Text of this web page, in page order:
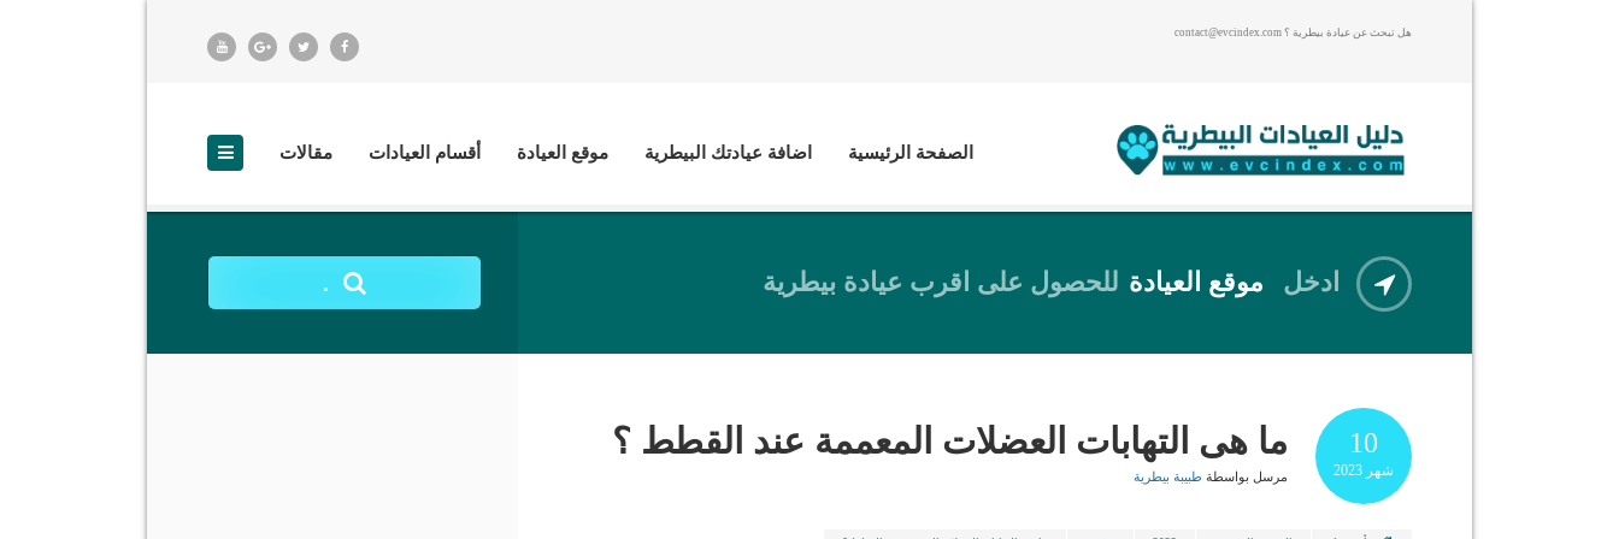
هل تبحث عن عيادة بيطرية ؟ contact@evcindex.com
الصفحة الرئيسية اضافة عيادتك البيطرية موقع العيادة أقسام العيادات مقالات
ادخل موقع العيادة للحصول على اقرب عيادة بيطرية .
10
شهر 2023
ما هى التهابات العضلات المعممة عند القطط ؟
مرسل بواسطة طبيبة بيطرية